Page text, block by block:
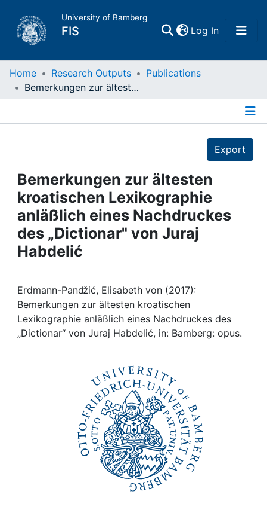
University of Bamberg
FIS Log In(current)
Home
Projects
People
Institutions
My FIS
Help
Home Research Outputs
Publications
Bemerkungen zur ältesten kroatischen Lexikographie anläßlich eines Nachdruckes des „Dictionar" von Juraj Habdelić
Export
Bemerkungen zur ältesten
kroatischen Lexikographie
anläßlich eines Nachdruckes
des „Dictionar" von Juraj
Habdelić
Erdmann-Panǆić, Elisabeth von (2017):
Bemerkungen zur ältesten kroatischen
Lexikographie anläßlich eines Nachdruckes des
„Dictionar“ von Juraj Habdelić, in: Bamberg: opus.